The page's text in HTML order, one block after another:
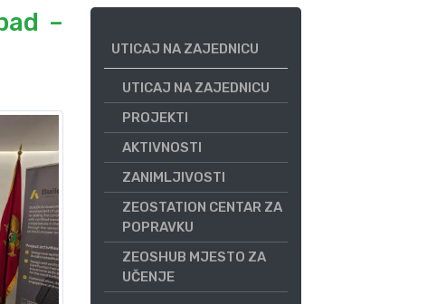
–
UTICAJ NA ZAJEDNICU
UTICAJ NA ZAJEDNICU
PROJEKTI
AKTIVNOSTI
ZANIMLJIVOSTI
ZEOSTATION CENTAR ZA
POPRAVKU
ZEOSHUB MJESTO ZA
UČENJE